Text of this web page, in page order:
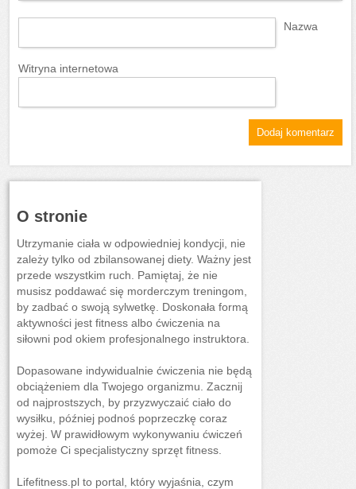
Nazwa
Witryna internetowa
O stronie
Utrzymanie ciała w odpowiedniej kondycji, nie
zależy tylko od zbilansowanej diety. Ważny jest
przede wszystkim ruch. Pamiętaj, że nie
musisz poddawać się morderczym treningom,
by zadbać o swoją sylwetkę. Doskonała formą
aktywności jest fitness albo ćwiczenia na
siłowni pod okiem profesjonalnego instruktora.
Dopasowane indywidualnie ćwiczenia nie będą
obciążeniem dla Twojego organizmu. Zacznij
od najprostszych, by przyzwyczaić ciało do
wysiłku, później podnoś poprzeczkę coraz
wyżej. W prawidłowym wykonywaniu ćwiczeń
pomoże Ci specjalistyczny sprzęt fitness.
Lifefitness.pl to portal, który wyjaśnia, czym